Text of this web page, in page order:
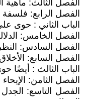
الفصل الثالث: ماهية
الفصل الرابع: فلسفة
الباب الثاني : حوى
الفصل الخامس:
الفصل السادس:
الفصل السابع:
الباب الثالث : أيضًا
الفصل الثامن:
الفصل التاسع: